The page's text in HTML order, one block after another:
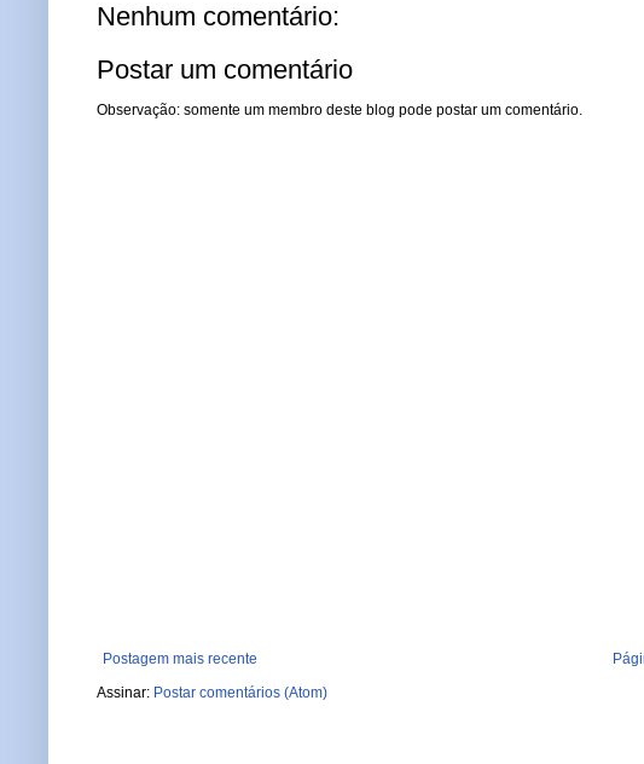
Nenhum comentário:
Postar um comentário
Observação: somente um membro deste blog pode postar um comentário.
Postagem mais recente
Assinar: Postar comentários (Atom)